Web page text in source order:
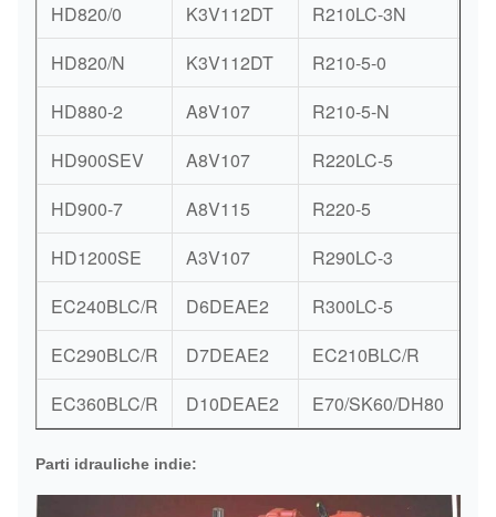
HD820/0
K3V112DT R210LC-3N
HD820/N
K3V112DT R210-5-0
HD880-2
A8V107 R210-5-N
HD900SEV
A8V107 R220LC-5
HD900-7
A8V115 R220-5
HD1200SE
A3V107 R290LC-3
EC240BLC/R
D6DEAE2 R300LC-5
EC290BLC/R
D7DEAE2 EC210BLC/R
EC360BLC/R
D10DEAE2 E70/SK60/DH80
Parti idrauliche indie: